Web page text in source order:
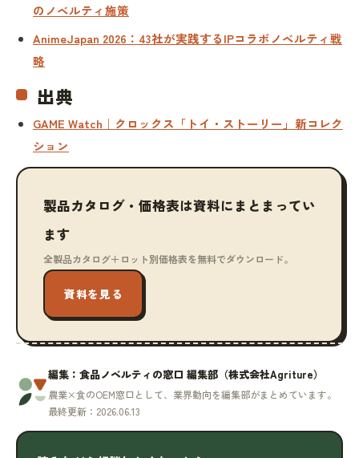
のノベルティ施策
AnimeJapan 2026：43社が実践するIPコラボノベルティ戦
略
出典
GAME Watch｜クロックス「トイ・ストーリー」新コレク
ション
製品カタログ・価格表は資料にまとまってい
ます
全製品カタログ＋ロット別価格表を無料でダウンロード。
資料を見る
編集：食品ノベルティの窓口 編集部（株式会社Agriture）
農業×食のOEM窓口として、業界動向を編集部がまとめています。
最終更新：2026.06.13